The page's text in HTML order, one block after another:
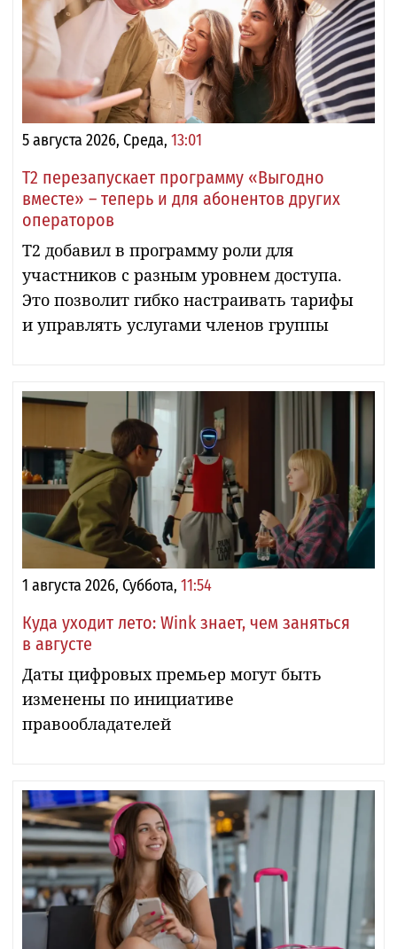
5 августа 2026, Среда, 13:01
Т2 перезапускает программу «Выгодно
вместе» – теперь и для абонентов других
операторов
Т2 добавил в программу роли для
участников с разным уровнем доступа.
Это позволит гибко настраивать тарифы
и управлять услугами членов группы
1 августа 2026, Суббота, 11:54
Куда уходит лето: Wink знает, чем заняться
в августе
Даты цифровых премьер могут быть
изменены по инициативе
правообладателей